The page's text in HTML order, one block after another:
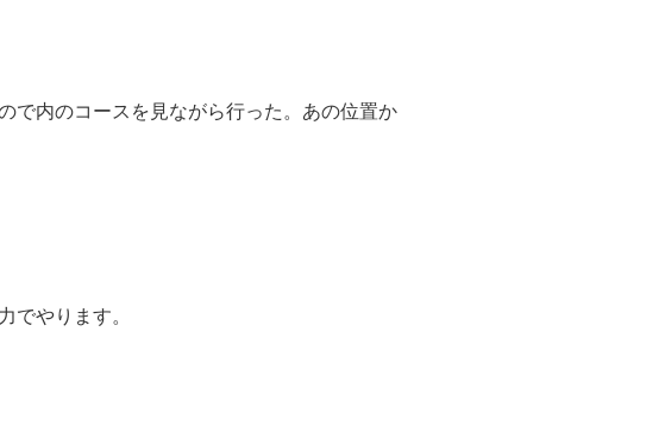
で内のコースを見ながら行った。あの位置か
でやります。